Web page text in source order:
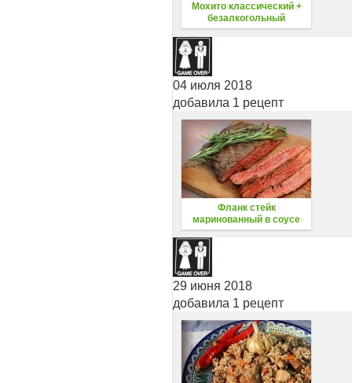
Мохито классический +
безалкогольный
04 июля 2018
добавила 1 рецепт
Фланк стейк
маринованный в соусе
ворчестер на угольном
29 июня 2018
добавила 1 рецепт